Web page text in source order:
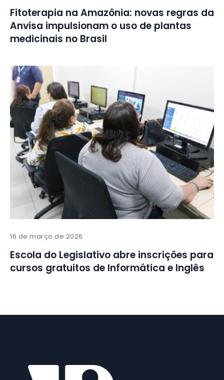
Fitoterapia na Amazônia: novas regras da
Anvisa impulsionam o uso de plantas
medicinais no Brasil
16 de março de 2026
Escola do Legislativo abre inscrições para
cursos gratuitos de Informática e Inglês